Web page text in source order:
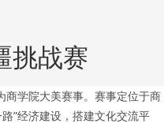
挑战赛
商学院大美赛事。赛事定位于商
”经济建设，搭建文化交流平